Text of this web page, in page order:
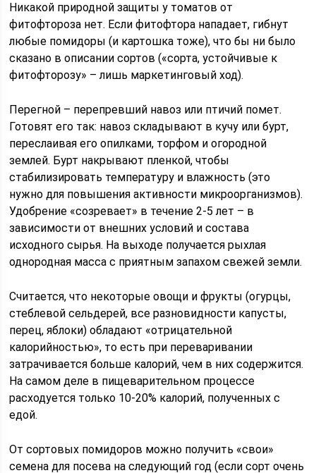
Никакой природной защиты у томатов от
фитофтороза нет. Если фитофтора нападает, гибнут
любые помидоры (и картошка тоже), что бы ни было
сказано в описании сортов («сорта, устойчивые к
фитофторозу» – лишь маркетинговый ход).
Перегной – перепревший навоз или птичий помет.
Готовят его так: навоз складывают в кучу или бурт,
переслаивая его опилками, торфом и огородной
землей. Бурт накрывают пленкой, чтобы
стабилизировать температуру и влажность (это
нужно для повышения активности микроорганизмов).
Удобрение «созревает» в течение 2-5 лет – в
зависимости от внешних условий и состава
исходного сырья. На выходе получается рыхлая
однородная масса с приятным запахом свежей земли.
Считается, что некоторые овощи и фрукты (огурцы,
стеблевой сельдерей, все разновидности капусты,
перец, яблоки) обладают «отрицательной
калорийностью», то есть при переваривании
затрачивается больше калорий, чем в них содержится.
На самом деле в пищеварительном процессе
расходуется только 10-20% калорий, полученных с
едой.
От сортовых помидоров можно получить «свои»
семена для посева на следующий год (если сорт очень